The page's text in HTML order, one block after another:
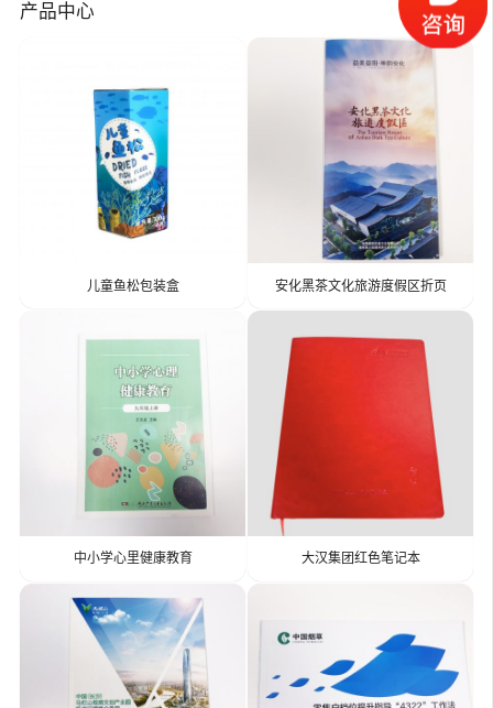
产品中心
儿童鱼松包装盒 安化黑茶文化旅游度假区折页
中小学心里健康教育 大汉集团红色笔记本